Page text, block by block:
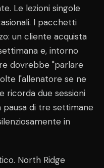
Le lezioni singole
I pacchetti
un cliente acquista
e, intorno
dovrebbe "parlare
l'allenatore se ne
ricorda due sessioni
di tre settimane
in
North Ridge